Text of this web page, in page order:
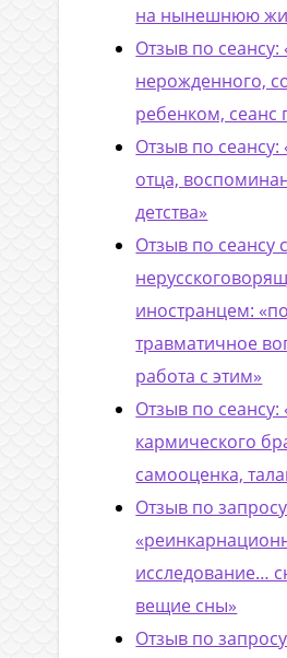
на нынешнюю
Отзыв по сеансу:
нерожденного,
ребенком, сеанс
Отзыв по сеансу:
отца,
детства»
Отзыв по сеансу с
иностранцем:
травматичное
работа с этим»
Отзыв по сеансу:
кармического
самооценка,
Отзыв по
исследование…
вещие сны»
Отзыв по